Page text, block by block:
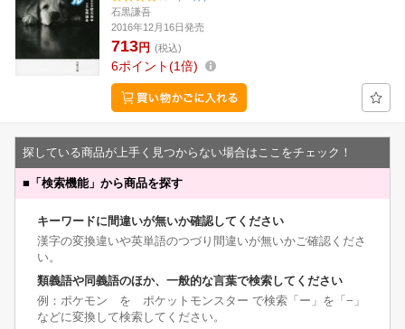
石黒謙吾
2016年12月16日発売
713円 (税込)
6ポイント 1倍
探している商品が上手く見つからない場合はここをチェック！
■ 「検索機能」から商品を探す
キーワードに間違いが無いか確認してください
漢字の変換違いや英単語のつづり間違いが無いかご確認くださ
い。
類義語や同義語のほか、一般的な言葉で検索してください
例：ポケモン を ポケットモンスター で検索「ー」を「−」
などに変換して検索してください。